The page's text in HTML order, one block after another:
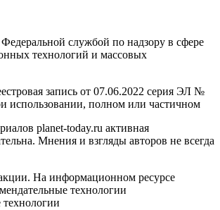
службой по надзору в сфере
технологий и массовых
запись от 07.06.2022 серия ЭЛ №
использовании, полном или частичном
planet-today.ru активная
Мнения и взгляды авторов не всегда
На информационном ресурсе
технологии